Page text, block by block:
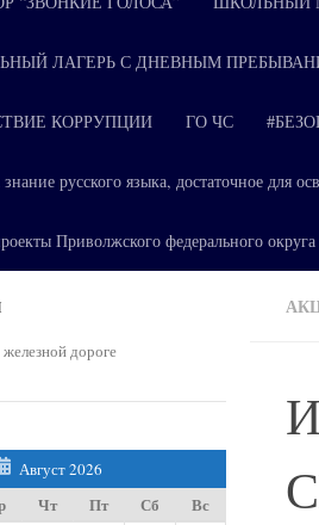
ЛАГЕРЬ С ДНЕВНЫМ
КОРРУПЦИИ ГО ЧС
знание русского языка, достаточное
Приволжского федерального
дороге
Август 2026
Чт Пт Сб Вс